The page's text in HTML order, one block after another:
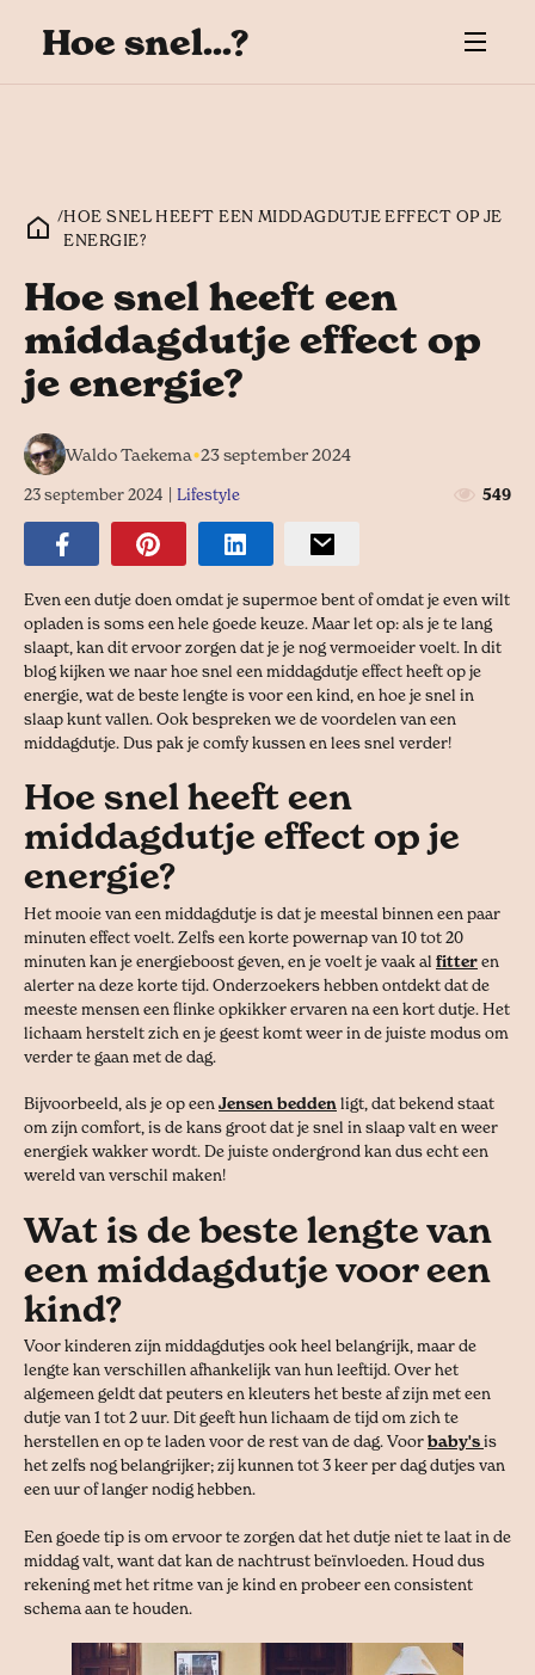
Hoe snel...?
/HOE SNEL HEEFT EEN MIDDAGDUTJE EFFECT OP JE
ENERGIE?
Hoe snel heeft een
middagdutje effect op
je energie?
Waldo Taekema•23 september 2024
23 september 2024 Lifestyle 549
Even een dutje doen omdat je supermoe bent of omdat je even wilt
opladen is soms een hele goede keuze. Maar let op: als je te lang
slaapt, kan dit ervoor zorgen dat je je nog vermoeider voelt. In dit
blog kijken we naar hoe snel een middagdutje effect heeft op je
energie, wat de beste lengte is voor een kind, en hoe je snel in
slaap kunt vallen. Ook bespreken we de voordelen van een
middagdutje. Dus pak je comfy kussen en lees snel verder!
Hoe snel heeft een
middagdutje effect op je
energie?
Het mooie van een middagdutje is dat je meestal binnen een paar
minuten effect voelt. Zelfs een korte powernap van 10 tot 20
minuten kan je energieboost geven, en je voelt je vaak al fitteren
alerter na deze korte tijd. Onderzoekers hebben ontdekt dat de
meeste mensen een flinke opkikker ervaren na een kort dutje. Het
lichaam herstelt zich en je geest komt weer in de juiste modus om
verder te gaan met de dag.
Bijvoorbeeld, als je op eenJensen beddenligt, dat bekend staat
om zijn comfort, is de kans groot dat je snel in slaap valt en weer
energiek wakker wordt. De juiste ondergrond kan dus echt een
wereld van verschil maken!
Wat is de beste lengte van
een middagdutje voor een
kind?
Voor kinderen zijn middagdutjes ook heel belangrijk, maar de
lengte kan verschillen afhankelijk van hun leeftijd. Over het
algemeen geldt dat peuters en kleuters het beste af zijn met een
dutje van 1 tot 2 uur. Dit geeft hun lichaam de tijd om zich te
herstellen en op te laden voor de rest van de dag. Voorbaby'sis
het zelfs nog belangrijker; zij kunnen tot 3 keer per dag dutjes van
een uur of langer nodig hebben.
Een goede tip is om ervoor te zorgen dat het dutje niet te laat in de
middag valt, want dat kan de nachtrust beïnvloeden. Houd dus
rekening met het ritme van je kind en probeer een consistent
schema aan te houden.